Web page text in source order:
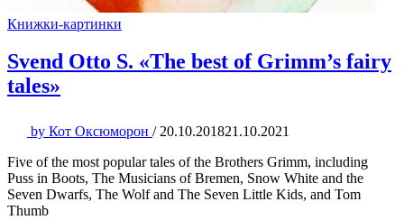
Книжки-картинки
Svend Otto S. «The best of Grimm’s fairy
tales»
by Кот Оксюморон / 20.10.201821.10.2021
Five of the most popular tales of the Brothers Grimm, including
Puss in Boots, The Musicians of Bremen, Snow White and the
Seven Dwarfs, The Wolf and The Seven Little Kids, and Tom
Thumb